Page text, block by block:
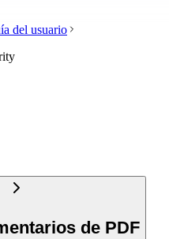
del usuario
de PDF